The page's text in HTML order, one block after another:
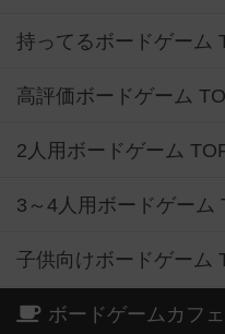
持ってるボードゲーム
高評価ボードゲーム
2人用ボードゲーム
3～4人用ボードゲーム
子供向けボードゲーム
ボードゲームカフェ